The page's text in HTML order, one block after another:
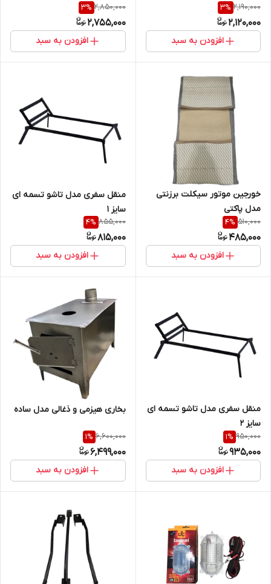
2,190,000
3%
2,120,000
افزودن به سبد
2,850,000
3%
2,755,000
افزودن به سبد
خورجین موتور سیکلت برزنتی
مدل پاکتی
510,000
4%
485,000
افزودن به سبد
منقل سفری مدل تاشو تسمه ای
سایز 1
855,000
4%
815,000
افزودن به سبد
منقل سفری مدل تاشو تسمه ای
سایز 2
950,000
1%
935,000
افزودن به سبد
بخاری هیزمی و ذغالی مدل ساده
6,600,000
1%
6,499,000
افزودن به سبد